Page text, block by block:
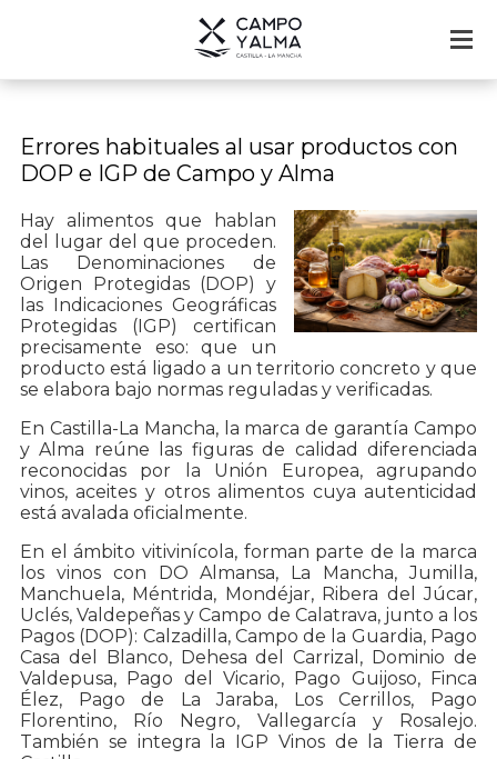
Errores habituales al usar productos con
DOP e IGP de Campo y Alma
Hay alimentos que hablan
del lugar del que proceden.
Las Denominaciones de
Origen Protegidas (DOP) y
las Indicaciones Geográficas
Protegidas (IGP) certifican
precisamente eso: que un
producto está ligado a un territorio concreto y que
se elabora bajo normas reguladas y verificadas.
En Castilla-La Mancha, la marca de garantía Campo
y Alma reúne las figuras de calidad diferenciada
reconocidas por la Unión Europea, agrupando
vinos, aceites y otros alimentos cuya autenticidad
está avalada oficialmente.
En el ámbito vitivinícola, forman parte de la marca
los vinos con DO Almansa, La Mancha, Jumilla,
Manchuela, Méntrida, Mondéjar, Ribera del Júcar,
Uclés, Valdepeñas y Campo de Calatrava, junto a los
Pagos (DOP): Calzadilla, Campo de la Guardia, Pago
Casa del Blanco, Dehesa del Carrizal, Dominio de
Valdepusa, Pago del Vicario, Pago Guijoso, Finca
Élez, Pago de La Jaraba, Los Cerrillos, Pago
Florentino, Río Negro, Vallegarcía y Rosalejo.
También se integra la IGP Vinos de la Tierra de